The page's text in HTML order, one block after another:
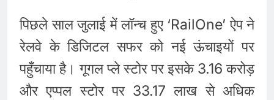
पिछले साल जुलाई में लॉन्च हुए ‘RailOne’ ऐप ने
रेलवे के डिजिटल सफर को नई ऊंचाइयों पर
पहुँचाया है। गूगल प्ले स्टोर पर इसके 3.16 करोड़
और एप्पल स्टोर पर 33.17 लाख से अधिक